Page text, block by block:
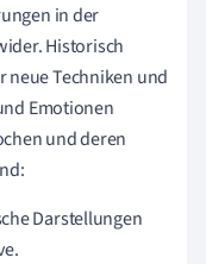
in der
Historisch
neue Techniken und
Emotionen
und deren
Darstellungen